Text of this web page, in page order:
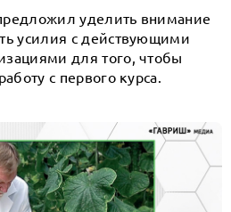
уделить внимание
усилия с действующими
для того, чтобы
с первого курса.